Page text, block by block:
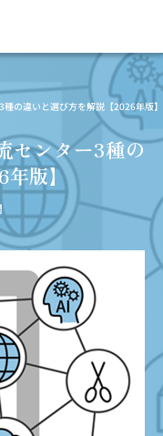
の違いと選び方を解説【2026年版】
センター3種の
年版】